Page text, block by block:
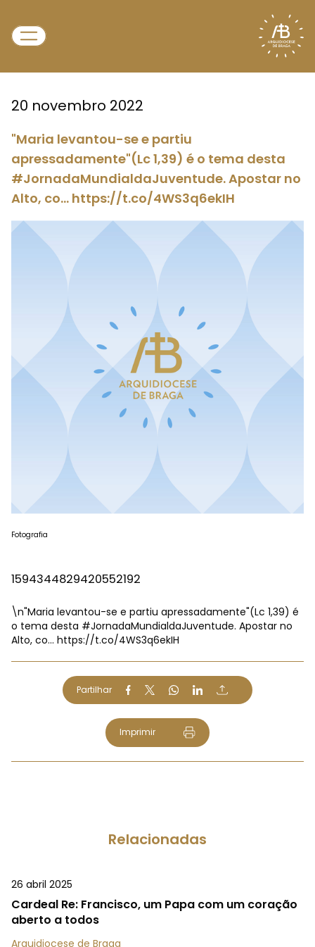
20 novembro 2022
"Maria levantou-se e partiu
apressadamente"(Lc 1,39) é o tema desta
#JornadaMundialdaJuventude. Apostar no
Alto, co… https://t.co/4WS3q6ekIH
Fotografia
1594344829420552192
\n"Maria levantou-se e partiu apressadamente"(Lc 1,39) é
o tema desta #JornadaMundialdaJuventude. Apostar no
Alto, co… https://t.co/4WS3q6ekIH
Partilhar
Imprimir
Relacionadas
26 abril 2025
Cardeal Re: Francisco, um Papa com um coração
aberto a todos
Arquidiocese de Braga